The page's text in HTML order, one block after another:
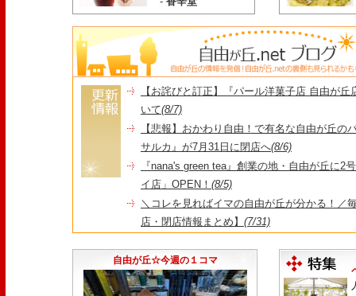
【お詫びと訂正】『パール洋菓子店 自由が
いて(8/7)
【悲報】おかわり自由！で有名な自由が丘の
サルカ』が7月31日に閉店へ(8/6)
『nana's green tea』創業の地・自由が丘に2
イ店」OPEN！ (8/5)
＼コレを見ればイマの自由が丘が分かる！／
店・閉店情報まとめ】 (7/31)
永久パス配布も！
自由が丘☆今週の１コマ